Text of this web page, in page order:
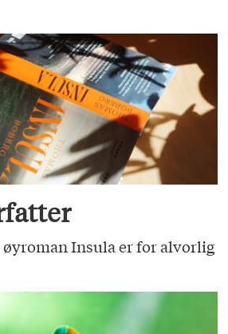
øyroman Insula er for alvorlig